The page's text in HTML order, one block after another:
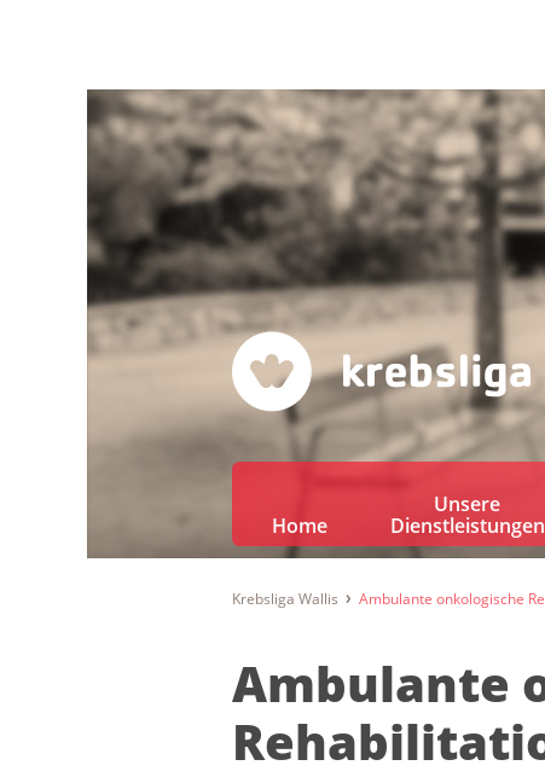
Home
Unsere
Dienstleistungen
Krebsliga Wallis Ambulante onkologische
Ambulante